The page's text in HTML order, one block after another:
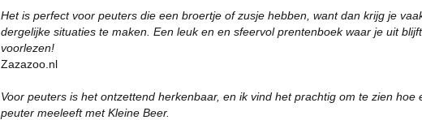
Het is perfect voor peuters die een broertje of zusje hebben, want dan krijg je
dergelijke situaties te maken. Een leuk en en sfeervol prentenboek waar je uit blijft
voorlezen!
Zazazoo.nl
Voor peuters is het ontzettend herkenbaar, en ik vind het prachtig om te zien hoe
peuter meeleeft met Kleine Beer.